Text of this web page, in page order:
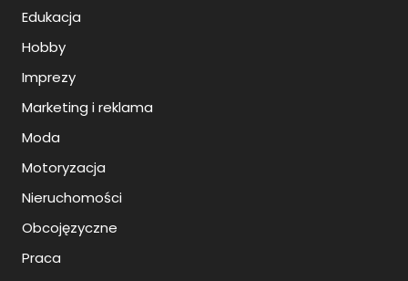
Edukacja
Hobby
Imprezy
Marketing i reklama
Moda
Motoryzacja
Nieruchomości
Obcojęzyczne
Praca